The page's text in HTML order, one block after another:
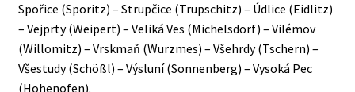
Spořice (Sporitz) – Strupčice (Trupschitz) – Údlice (Eidlitz)
– Vejprty (Weipert) – Veliká Ves (Michelsdorf) – Vilémov
(Willomitz) – Vrskmaň (Wurzmes) – Všehrdy (Tschern) –
Všestudy (Schößl) – Výsluní (Sonnenberg) – Vysoká Pec
(Hohenofen).